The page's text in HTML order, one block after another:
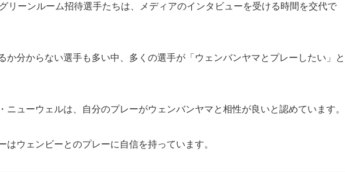
リーンルーム招待選手たちは、メディアのインタビューを受ける時間を交代で
か分からない選手も多い中、多くの選手が「ウェンバンヤマとプレーしたい」と
ニューウェルは、自分のプレーがウェンバンヤマと相性が良いと認めています。
はウェンビーとのプレーに自信を持っています。